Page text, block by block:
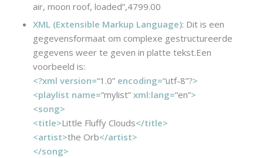
air, moon roof, loaded”,4799.00
XML (Extensible Markup Language): Dit is een
gegevensformaat om complexe gestructureerde
gegevens weer te geven in platte tekst.Een
voorbeeld is:
<?xml version=“1.0” encoding=“utf-8”?>
<playlist name=“mylist”xml:lang=“en”>
<song>
<title>Little Fluffy Clouds</title>
<artist>the Orb</artist>
</song>